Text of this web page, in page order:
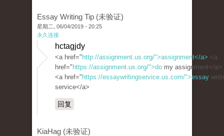
Essay Writing Tip (未验证)
星期二, 06/04/2019 - 20:25
永久连接
hctagjdy
<a href=" http://assignment.us.org/">assignment</a> <a
href=" https://assignment.us.org/">do my assignment</a>
<a href=" https://essaywritingservice.us.com/">essay
service</a>
回复
KiaHag (未验证)